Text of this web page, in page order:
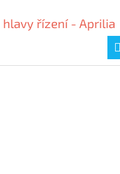
hlavy řízení - Aprilia